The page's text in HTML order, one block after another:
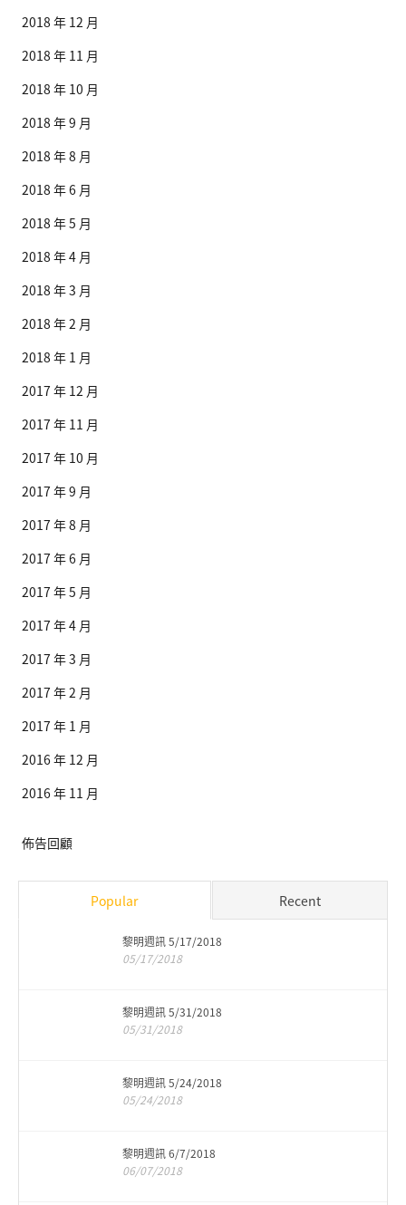
2018 年 12 月
2018 年 11 月
2018 年 10 月
2018 年 9 月
2018 年 8 月
2018 年 6 月
2018 年 5 月
2018 年 4 月
2018 年 3 月
2018 年 2 月
2018 年 1 月
2017 年 12 月
2017 年 11 月
2017 年 10 月
2017 年 9 月
2017 年 8 月
2017 年 6 月
2017 年 5 月
2017 年 4 月
2017 年 3 月
2017 年 2 月
2017 年 1 月
2016 年 12 月
2016 年 11 月
佈告回顧
Popular Recent
黎明週訊 5/17/2018
05/17/2018
黎明週訊 5/31/2018
05/31/2018
黎明週訊 5/24/2018
05/24/2018
黎明週訊 6/7/2018
06/07/2018